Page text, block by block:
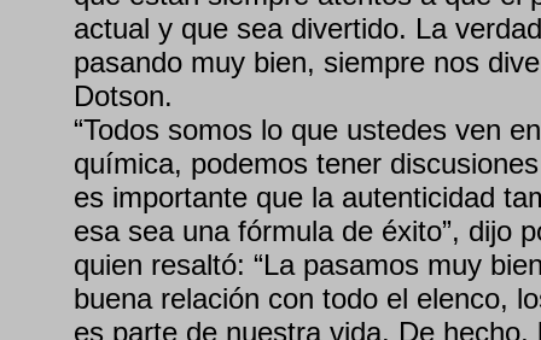
actual y que sea divertido. La
pasando muy bien, siempre nos
Dotson.
“Todos somos lo que ustedes ven
química, podemos tener
es importante que la autenticidad
esa sea una fórmula de éxito”, dijo
quien resaltó: “La pasamos muy
buena relación con todo el elenco,
es parte de nuestra vida. De hecho,